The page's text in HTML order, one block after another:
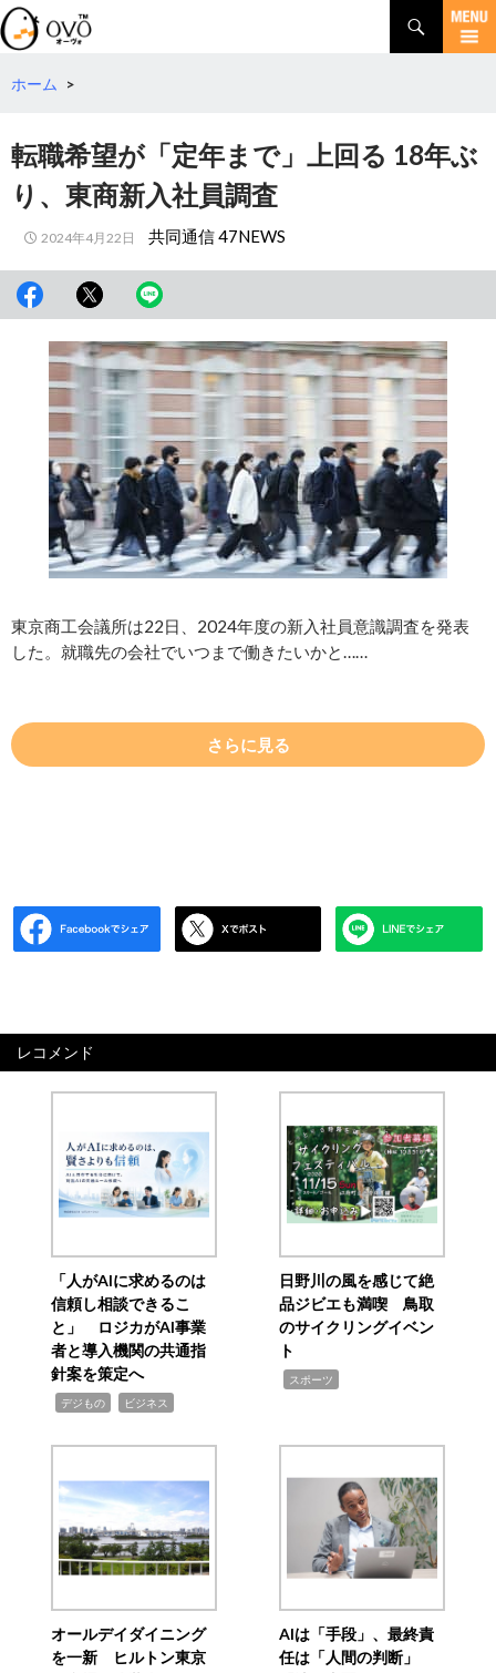
検
索
コ
テ
へ
ホーム >
転職希望が「定年まで」上回る 18年ぶ
り、東商新入社員調査
2024年4月22日 共同通信 47NEWS
東京商工会議所は22日、2024年度の新入社員意識調査を発表
した。就職先の会社でいつまで働きたいかと……
さらに見る
レコメンド
「人がAIに求めるのは
信頼し相談できるこ
と」 ロジカがAI事業
者と導入機関の共通指
針案を策定へ
デジもの ビジネス
日野川の風を感じて絶
品ジビエも満喫 鳥取
のサイクリングイベン
ト
スポーツ
オールデイダイニング
を一新 ヒルトン東京
AIは「手段」、最終責
任は「人間の判断」